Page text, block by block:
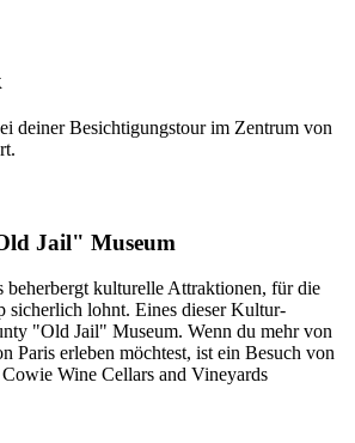
deiner Besichtigungstour im Zentrum von
Jail" Museum
beherbergt kulturelle Attraktionen, für die
sicherlich lohnt. Eines dieser Kultur-
"Old Jail" Museum. Wenn du mehr von
Paris erleben möchtest, ist ein Besuch von
Wine Cellars and Vineyards